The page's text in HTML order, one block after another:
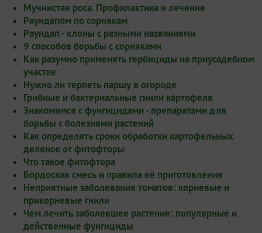
Мучнистая роса. Профилактика и лечение
Раундапом по сорнякам
Раундап - клоны с разными названиями
9 способов борьбы с сорняками
Как разумно применять гербициды на приусадебном
участке
Нужно ли терпеть паршу в огороде
Грибные и бактериальные гнили картофеля
Знакомимся с фунгицидами - препаратами для
борьбы с болезнями растений
Как определять сроки обработки картофельных
делянок от фитофторы
Что такое фитофтора
Бордоская смесь и правила её приготовления
Неприятные заболевания томатов: корневые и
прикорневые гнили
Чем лечить заболевшее растение: популярные и
действенные фунгициды